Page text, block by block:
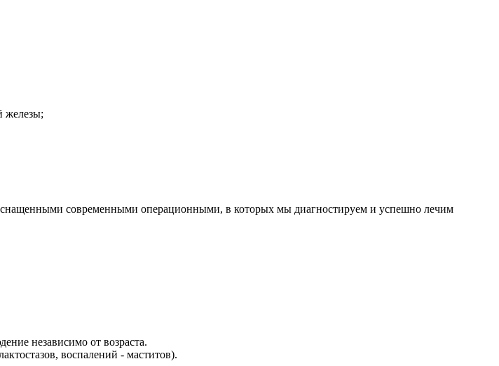
железы;
современными операционными, в которых мы диагностируем и успешно лечим
независимо от возраста.
воспалений - маститов).